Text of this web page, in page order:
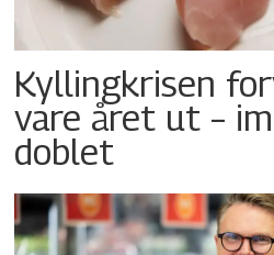
Kyllingkrisen
vare året ut –
doblet